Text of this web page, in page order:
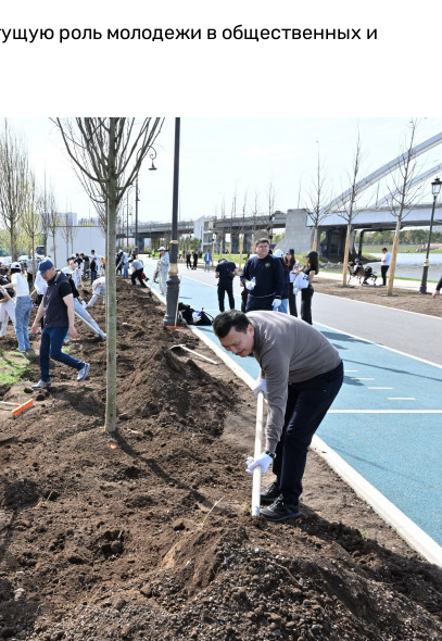
роль молодежи в общественных и